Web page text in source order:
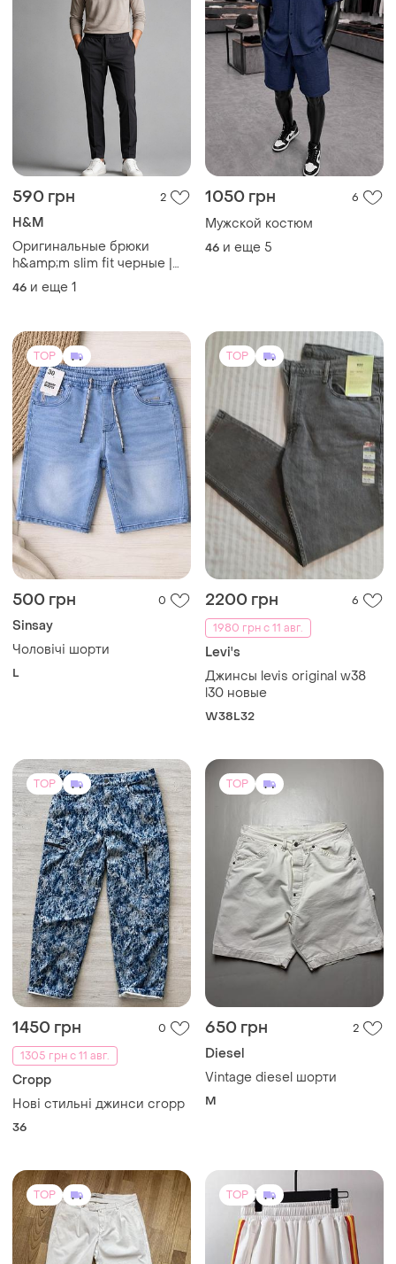
590 грн 2
H&M
Оригинальные брюки
h&amp;m slim fit черные |
легкие эластичные брюки |
новые с бирками
46 и еще 1
1050 грн 6
Мужской костюм
46 и еще 5
TOP
500 грн 0
Sinsay
Чоловічі шорти
L
TOP
2200 грн
6
1980 грн с 11 авг.
Levi's
Джинсы levis original w38
l30 новые
W38L32
TOP
1450 грн
0
1305 грн с 11 авг.
Cropp
Нові стильні джинси cropp
36
TOP
650 грн 2
Diesel
Vintage diesel шорти
M
TOP TOP